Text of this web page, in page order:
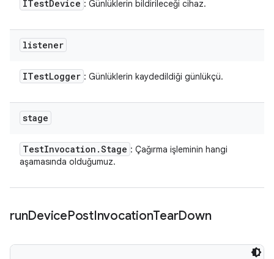
ITestDevice : Günlüklerin bildirileceği cihaz.
listener
ITestLogger : Günlüklerin kaydedildiği günlükçü.
stage
TestInvocation .Stage : Çağırma işleminin hangi
aşamasında olduğumuz.
runDevicePostInvocationTearDown